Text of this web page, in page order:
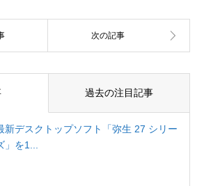
過去の注目記事
新デスクトップソフト「弥生 27 シリー
」を1...